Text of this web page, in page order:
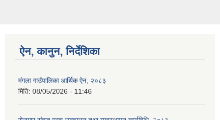
ऐन, कानुन, निर्देशिका
मंगला गाउँपालिका आर्थिक ऐन, २०८३
मिति: 08/05/2026 - 11:46